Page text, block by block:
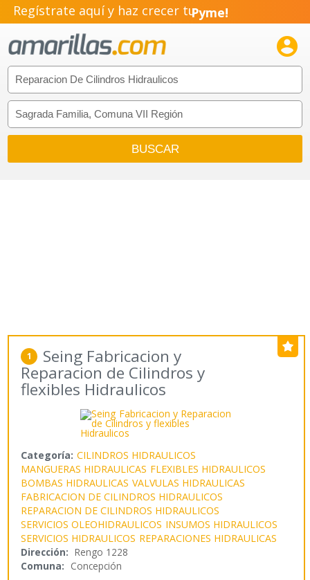
Regístrate aquí y haz crecer tuPyme!
Emprendimiento!

1 Seing Fabricacion y
Reparacion de Cilindros y
flexibles Hidraulicos
Categoría: CILINDROS HIDRAULICOS
MANGUERAS HIDRAULICAS FLEXIBLES HIDRAULICOS
BOMBAS HIDRAULICAS VALVULAS HIDRAULICAS
FABRICACION DE CILINDROS HIDRAULICOS
REPARACION DE CILINDROS HIDRAULICOS
SERVICIOS OLEOHIDRAULICOS INSUMOS HIDRAULICOS
SERVICIOS HIDRAULICOS REPARACIONES HIDRAULICAS
Dirección: Rengo 1228
Comuna: Concepción